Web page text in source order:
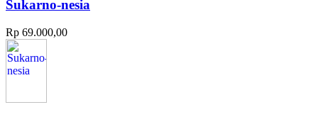
Sukarno-nesia
Rp 69.000,00